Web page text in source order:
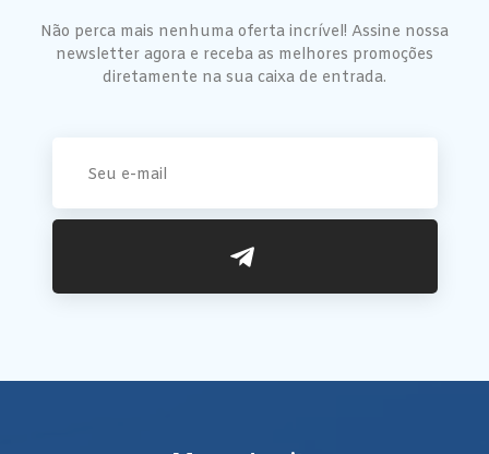
Não perca mais nenhuma oferta incrível! Assine nossa
newsletter agora e receba as melhores promoções
diretamente na sua caixa de entrada.